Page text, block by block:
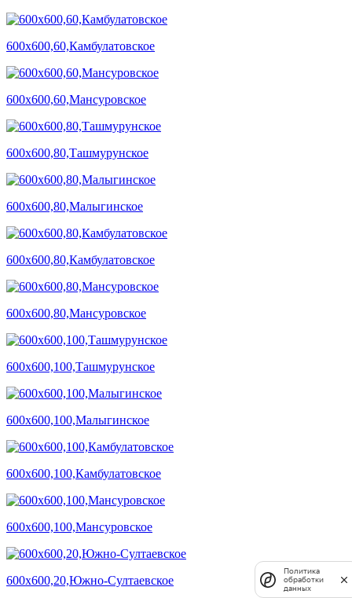
600х600,60,Камбулатовское
600х600,60,Мансуровское
600х600,80,Ташмурунское
600х600,80,Малыгинское
600х600,80,Камбулатовское
600х600,80,Мансуровское
600х600,100,Ташмурунское
600х600,100,Малыгинское
600х600,100,Камбулатовское
600х600,100,Мансуровское
600х600,20,Южно-Султаевское
Политика
обработки
данных